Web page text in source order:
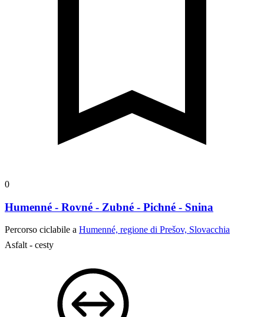
0
Humenné - Rovné - Zubné - Pichné - Snina
Percorso ciclabile a Humenné, regione di Prešov, Slovacchia
Asfalt - cesty